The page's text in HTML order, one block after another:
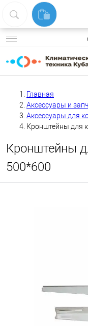
Главная
Аксессуары и
Аксессуары для
Кронштейны для
Кронштейны
500*600